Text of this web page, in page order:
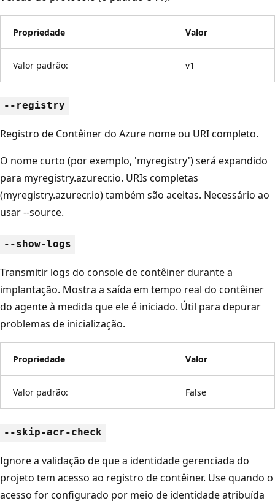
Propriedade Valor
Valor padrão: v1
--registry
Registro de Contêiner do Azure nome ou URI completo.
O nome curto (por exemplo, 'myregistry') será expandido
para myregistry.azurecr.io. URIs completas
(myregistry.azurecr.io) também são aceitas. Necessário ao
usar --source.
--show-logs
Transmitir logs do console de contêiner durante a
implantação. Mostra a saída em tempo real do contêiner
do agente à medida que ele é iniciado. Útil para depurar
problemas de inicialização.
Propriedade Valor
Valor padrão: False
--skip-acr-check
Ignore a validação de que a identidade gerenciada do
projeto tem acesso ao registro de contêiner. Use quando o
acesso for configurado por meio de identidade atribuída